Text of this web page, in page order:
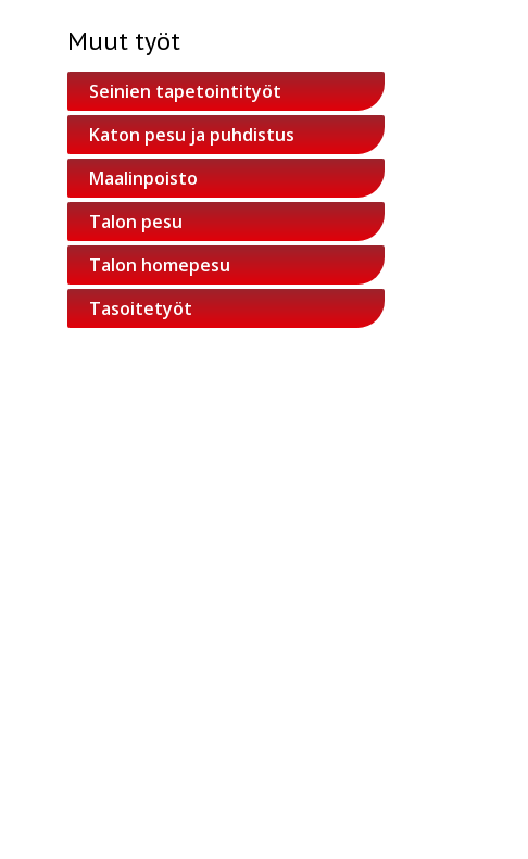
Muut työt
Seinien tapetointityöt
Katon pesu ja puhdistus
Maalinpoisto
Talon pesu
Talon homepesu
Tasoitetyöt